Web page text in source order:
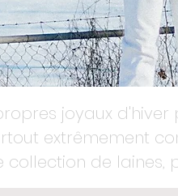
joyaux
extrêmement
collection de laines,